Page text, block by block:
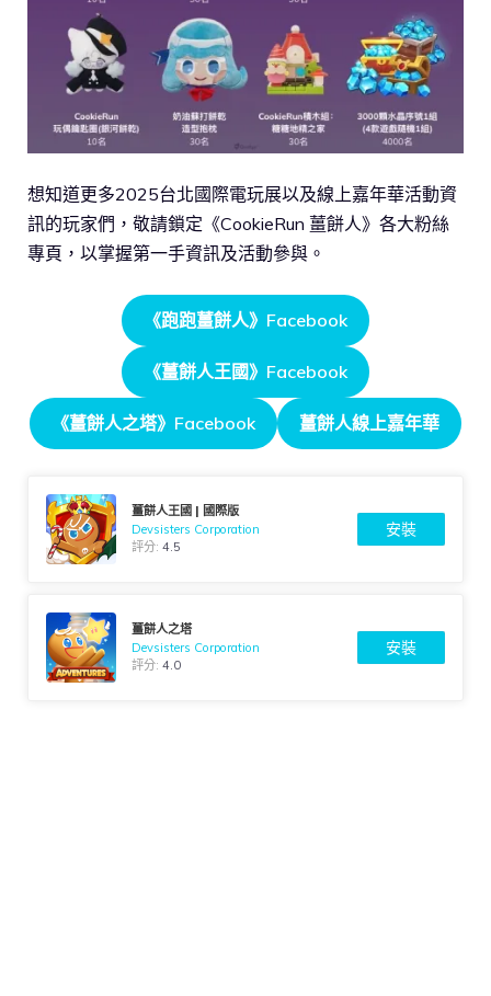
想知道更多2025台北國際電玩展以及線上嘉年華活動資
訊的玩家們，敬請鎖定《CookieRun 薑餅人》各大粉絲
專頁，以掌握第一手資訊及活動參與。
《跑跑薑餅人》Facebook
《薑餅人王國》Facebook
《薑餅人之塔》Facebook 薑餅人線上嘉年華
薑餅人王國 | 國際版
Devsisters Corporation
評分:4.5
安裝
薑餅人之塔
Devsisters Corporation
評分:4.0
安裝